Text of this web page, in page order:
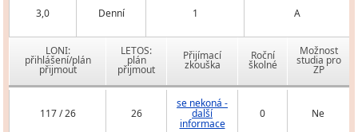
3,0 Denní 1 A
LONI:
přihlášení/plán
přijmout
LETOS:
plán
přijmout
Přijímací
zkouška
Roční
školné
Možnost
studia pro
ZP
117 / 26 26
se nekoná -
další
informace
0 Ne